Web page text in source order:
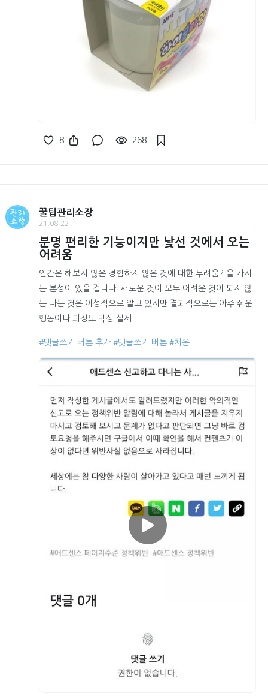
8 268
꿀팁관리소장
21.08.22
분명 편리한 기능이지만 낯선 것에서 오는
어려움
인간은 해보지 않은 경험하지 않은 것에 대한 두려움? 을 가지
는 본성이 있을 겁니다. 새로운 것이 모두 어려운 것이 되지 않
는 다는 것은 이성적으로 알고 있지만 결과적으로는 아주 쉬운
행동이나 과정도 막상 실제...
#댓글쓰기 버튼 추가 #댓글쓰기 버튼 #처음